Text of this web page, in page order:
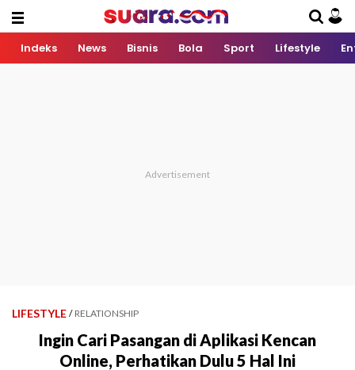
Indeks News Bisnis Bola Sport Lifestyle
LIFESTYLE / RELATIONSHIP
Ingin Cari Pasangan di Aplikasi Kencan
Online, Perhatikan Dulu 5 Hal Ini